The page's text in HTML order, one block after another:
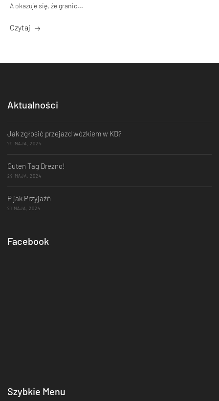
A okazuje się, że granic...
Czytaj
Aktualności
Jak zgłosić przejazd wózkiem w KD?
29 MAJA, 2024
Guten Tag Drezno!
29 MAJA, 2024
P jak Przyjaźń
21 MAJA, 2024
Facebook
Szybkie Menu